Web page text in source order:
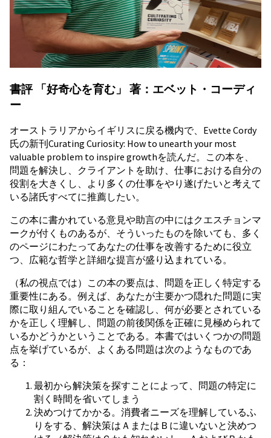
書評 「好奇心を育む」 著：エベット・コーディ
ー
オーストラリアからイギリスに戻る機内で、Evette Cordy
氏の新刊Curating Curiosity: How to unearth your most
valuable problem to inspire growthを読んだ。この本を、
問題を解決し、クライアントを助け、仕事における自分の
役割を大きくし、より多くの仕事をやり遂げたいと考えて
いる諸氏すべてに推薦したい。
この本に書かれている意見や助言の中にはクエスチョンマ
ークが付くものあるが、そういったものを除いても、多く
のページにわたってあなたの仕事を改善するために役立
つ、広範な哲学と詳細な提言が盛り込まれている。
（私の視点では）この本の要点は、問題を正しく特定する
重要性にある。例えば、あなたが主要かつ隠れた問題に実
際に取り組んでいることを確認し、何が必要とされている
かを正しく理解し、問題の前後関係を正確に見極められて
いるかどうかということである。本書ではいくつかの問題
点を挙げているが、よくある問題は次のようなものであ
る：
最初から解決策を探すことによって、問題の特定に
割く時間を省いてしまう
決めつけてかかる。消費者ニーズを理解しているふ
りをする、解決策はＡまたはＢに違いないと決めつ